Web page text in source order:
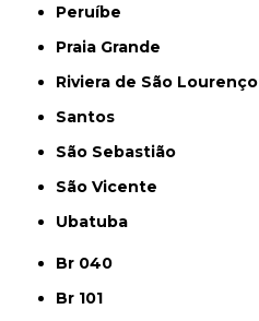
Peruíbe
Praia Grande
Riviera de São Lourenço
Santos
São Sebastião
São Vicente
Ubatuba
Br 040
Br 101